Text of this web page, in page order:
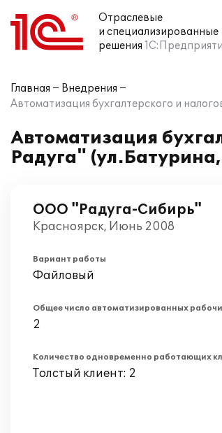
Отраслевые
и специализированные
решения
Главная
Внедрения
Автоматизация бухгалтерского и
Автоматизация
Радуга"
ООО "Радуга-Сибирь"
Красноярск, Июнь 2008
Вариант работы
Файловый
Общее число автоматизированных
2
Количество одновременно работающих
Толстый клиент: 2